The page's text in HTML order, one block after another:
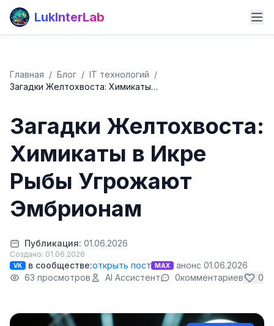
LukInterLab
Главная / Блог / IT технологий /
Загадки Желтохвоста: Химикаты…
Загадки Желтохвоста:
Химикаты в Икре
Рыбы Угрожают
Эмбрионам
Публикация: 01.06.2026
Создано: 01.06.2026
VK в сообществе:открыть пост MAX
анонс 01.06.2026
63 просмотров
AI Ассистент 0комментариев 0